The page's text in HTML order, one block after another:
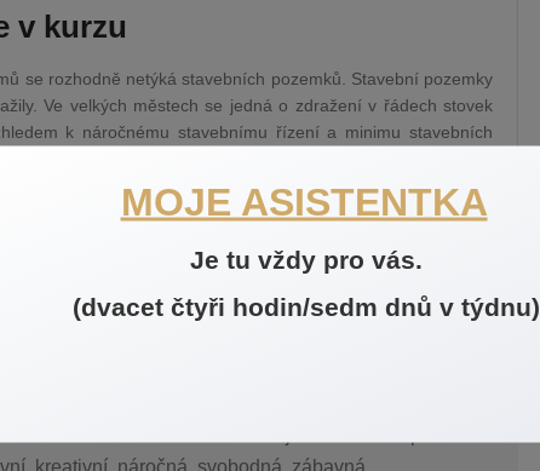
v kurzu
se rozhodně netýká stavebních pozemků. Stavební pozemky
Ve velkých městech se jedná o zdražení v řádech stovek
k náročnému stavebnímu řízení a minimu stavebních
že by stavební pozemky měly v blízké budoucnosti
příležitostí, řada rodin vyhledává dnes pozemky ke koupi
mě skutečně baví a snažím se ji odvádět na špičkové
MOJE ASISTENTKA
Je tu vždy pro vás.
(dvacet čtyři hodin/sedm dnů v týdnu)